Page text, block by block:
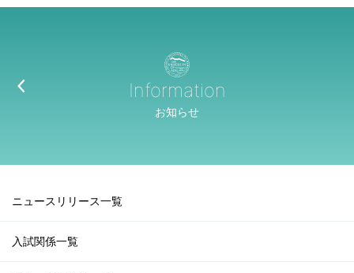
Information
お知らせ
ニュースリリース一覧
入試関係一覧